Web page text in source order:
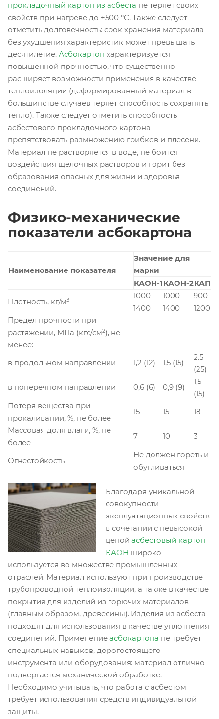
прокладочный картон из асбеста не теряет своих
свойств при нагреве до +500 °C. Также следует
отметить долговечность: срок хранения материала
без ухудшения характеристик может превышать
десятилетие. Асбокартон характеризуется
повышенной прочностью, что существенно
расширяет возможности применения в качестве
теплоизоляции (деформированный материал в
большинстве случаев теряет способность сохранять
тепло). Также следует отметить способность
асбестового прокладочного картона
препятствовать размножению грибков и плесени.
Материал не растворяется в воде, не боится
воздействия щелочных растворов и горит без
образования опасных для жизни и здоровья
соединений.
Физико-механические
показатели асбокартона
Наименование показателя
Значение для
марки
КАОН-1КАОН-2КАП
Плотность, кг/м3
1000-
1400
1000-
1400
900-
1200
Предел прочности при
растяжении, МПа (кгс/см2), не
менее:
в продольном направлении
1,2 (12) 1,5 (15)
2,5
(25)
в поперечном направлении
0,6 (6) 0,9 (9)
1,5
(15)
Потеря вещества при
прокаливании, %, не более
15 15
18
Массовая доля влаги, %, не
более
7 10 3
Огнестойкость
Не должен гореть и
обугливаться
Благодаря уникальной
совокупности
эксплуатационных свойств
в сочетании с невысокой
ценой асбестовый картон
КАОН широко
используется во множестве промышленных
отраслей. Материал используют при производстве
трубопроводной теплоизоляции, а также в качестве
покрытия для изделий из горючих материалов
(главным образом, древесины). Изделия из асбеста
подходят для использования в качестве уплотнения
соединений. Применение асбокартона не требует
специальных навыков, дорогостоящего
инструмента или оборудования: материал отлично
подвергается механической обработке.
Необходимо учитывать, что работа с асбестом
требует использования средств индивидуальной
защиты.